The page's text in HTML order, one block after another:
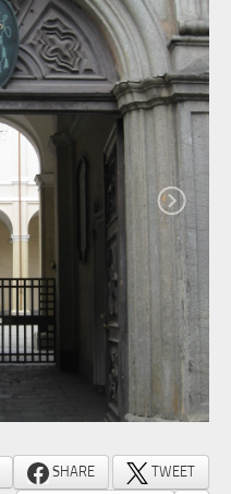
SHARE
TWEET